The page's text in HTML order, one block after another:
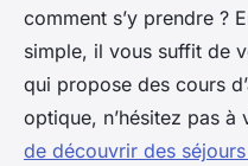
comment s’y prendre ?
simple, il vous suffit de
qui propose des cours
optique, n’hésitez pas
de découvrir des